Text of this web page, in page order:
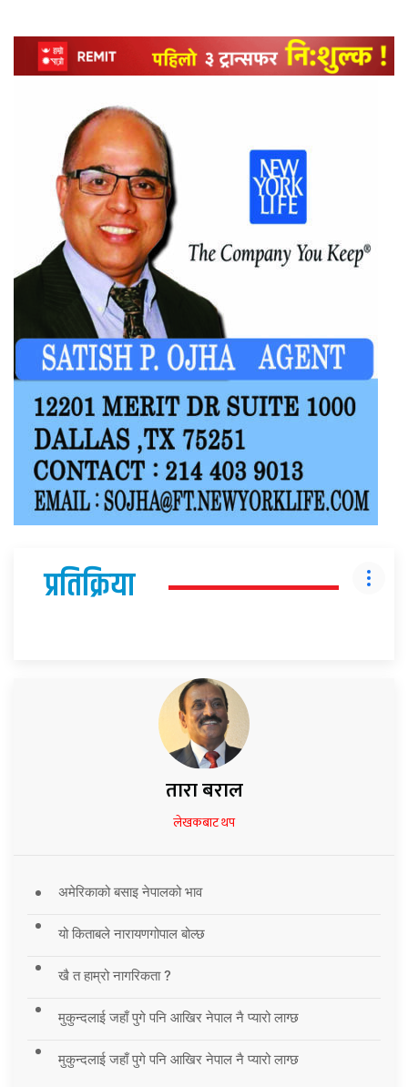
प्रतिक्रिया
तारा बराल
लेखकबाट थप
अमेरिकाको बसाइ नेपालको भाव
यो किताबले नारायणगोपाल बोल्छ
खै त हाम्रो नागरिकता ?
मुकुन्दलाई जहाँ पुगे पनि आखिर नेपाल नै प्यारो लाग्छ
मुकुन्दलाई जहाँ पुगे पनि आखिर नेपाल नै प्यारो लाग्छ